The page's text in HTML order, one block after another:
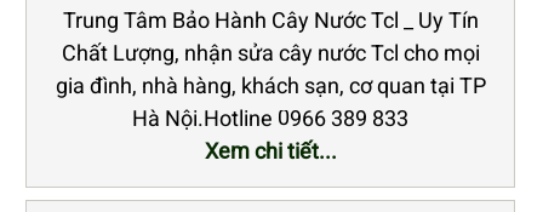
Trung Tâm Bảo Hành Cây Nước Tcl _ Uy Tín
Chất Lượng, nhận sửa cây nước Tcl cho mọi
gia đình, nhà hàng, khách sạn, cơ quan tại TP
Hà Nội.Hotline 0966 389 833
Xem chi tiết...